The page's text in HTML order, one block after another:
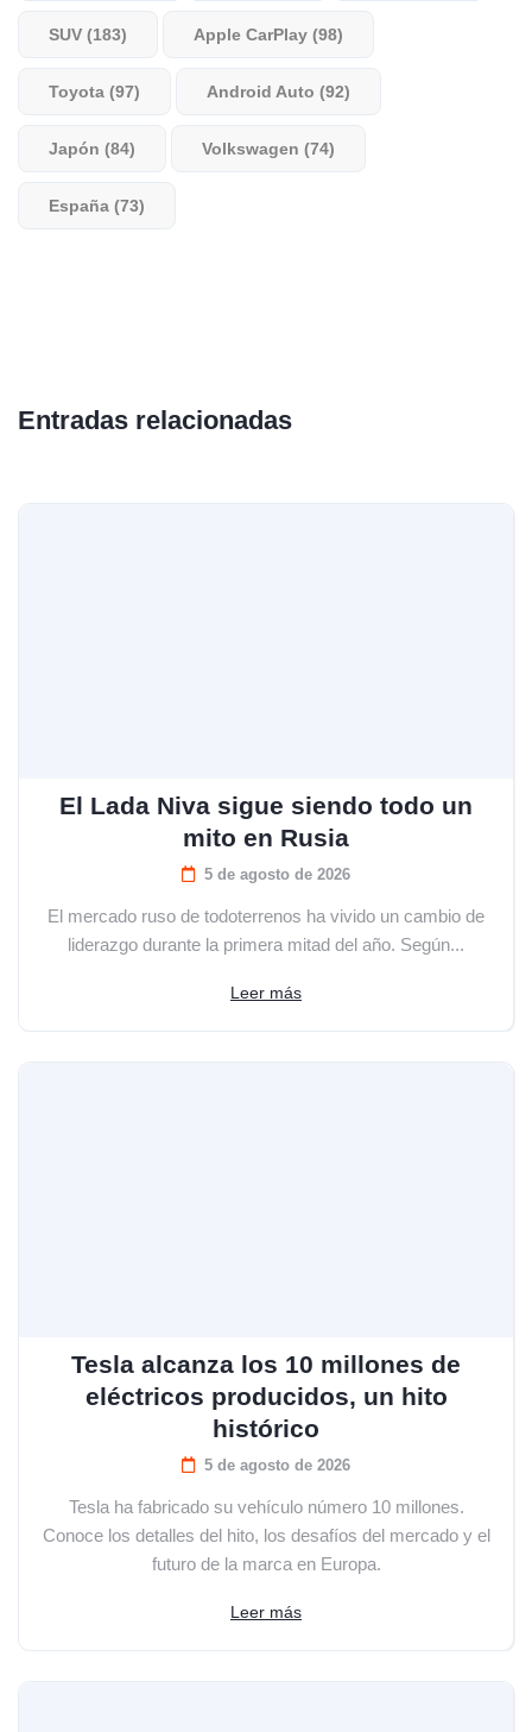
SUV (183) Apple CarPlay (98)
Toyota (97) Android Auto (92)
Japón (84) Volkswagen (74)
España (73)
Entradas relacionadas
El Lada Niva sigue siendo todo un
mito en Rusia
5 de agosto de 2026
El mercado ruso de todoterrenos ha vivido un cambio de
liderazgo durante la primera mitad del año. Según...
Leer más
Tesla alcanza los 10 millones de
eléctricos producidos, un hito
histórico
5 de agosto de 2026
Tesla ha fabricado su vehículo número 10 millones.
Conoce los detalles del hito, los desafíos del mercado y el
futuro de la marca en Europa.
Leer más